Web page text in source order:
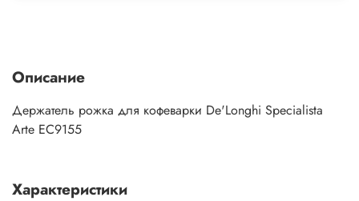
Описание
Держатель рожка для кофеварки De'Longhi Specialista
Arte EC9155
Характеристики